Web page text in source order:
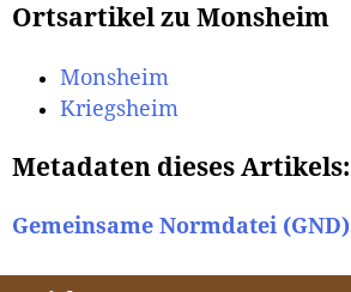
Ortsartikel zu Monsheim
Monsheim
Kriegsheim
Metadaten dieses Artikels:
Gemeinsame Normdatei (GND)